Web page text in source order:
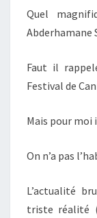
Quel
Abderhamane
Faut il
Festival de
Mais pour moi
On n’a pas
L’actualité
triste réalité